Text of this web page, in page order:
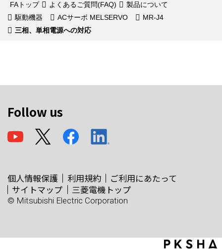
FAトップ よくあるご質問(FAQ)
製品について
駆動機器
ACサーボ MELSERVO
MR-J4
三相、単相電源への対応
Follow us
個人情報保護 利用規約
ご利用にあたって
サイトマップ
三菱電機トップ
© Mitsubishi Electric Corporation